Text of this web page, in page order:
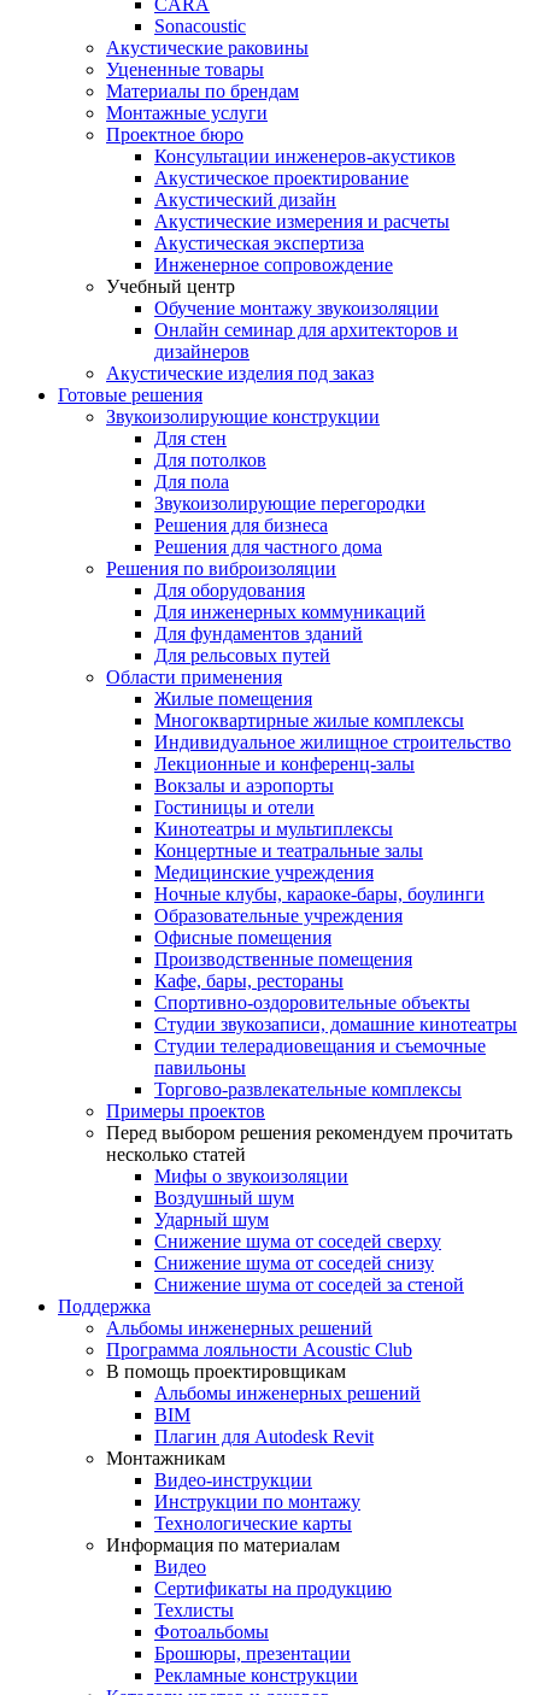
CARA
Sonacoustic
Акустические раковины
Уцененные товары
Материалы по брендам
Монтажные услуги
Проектное бюро
Консультации инженеров-акустиков
Акустическое проектирование
Акустический дизайн
Акустические измерения и расчеты
Акустическая экспертиза
Инженерное сопровождение
Учебный центр
Обучение монтажу звукоизоляции
Онлайн семинар для архитекторов и
дизайнеров
Акустические изделия под заказ
Готовые решения
Звукоизолирующие конструкции
Для стен
Для потолков
Для пола
Звукоизолирующие перегородки
Решения для бизнеса
Решения для частного дома
Решения по виброизоляции
Для оборудования
Для инженерных коммуникаций
Для фундаментов зданий
Для рельсовых путей
Области применения
Жилые помещения
Многоквартирные жилые комплексы
Индивидуальное жилищное строительство
Лекционные и конференц-залы
Вокзалы и аэропорты
Гостиницы и отели
Кинотеатры и мультиплексы
Концертные и театральные залы
Медицинские учреждения
Ночные клубы, караоке-бары, боулинги
Образовательные учреждения
Офисные помещения
Производственные помещения
Кафе, бары, рестораны
Спортивно-оздоровительные объекты
Студии звукозаписи, домашние кинотеатры
Студии телерадиовещания и съемочные
павильоны
Торгово-развлекательные комплексы
Примеры проектов
Перед выбором решения рекомендуем прочитать
несколько статей
Мифы о звукоизоляции
Воздушный шум
Ударный шум
Снижение шума от соседей сверху
Снижение шума от соседей снизу
Снижение шума от соседей за стеной
Поддержка
Альбомы инженерных решений
Программа лояльности Acoustic Club
В помощь проектировщикам
Альбомы инженерных решений
BIM
Плагин для Autodesk Revit
Монтажникам
Видео-инструкции
Инструкции по монтажу
Технологические карты
Информация по материалам
Видео
Сертификаты на продукцию
Техлисты
Фотоальбомы
Брошюры, презентации
Рекламные конструкции